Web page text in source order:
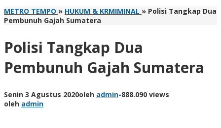
METRO TEMPO » HUKUM & KRMIMINAL » Polisi Tangkap Dua
Pembunuh Gajah Sumatera
Polisi Tangkap Dua
Pembunuh Gajah Sumatera
Senin 3 Agustus 2020oleh admin-888.090 views
oleh admin